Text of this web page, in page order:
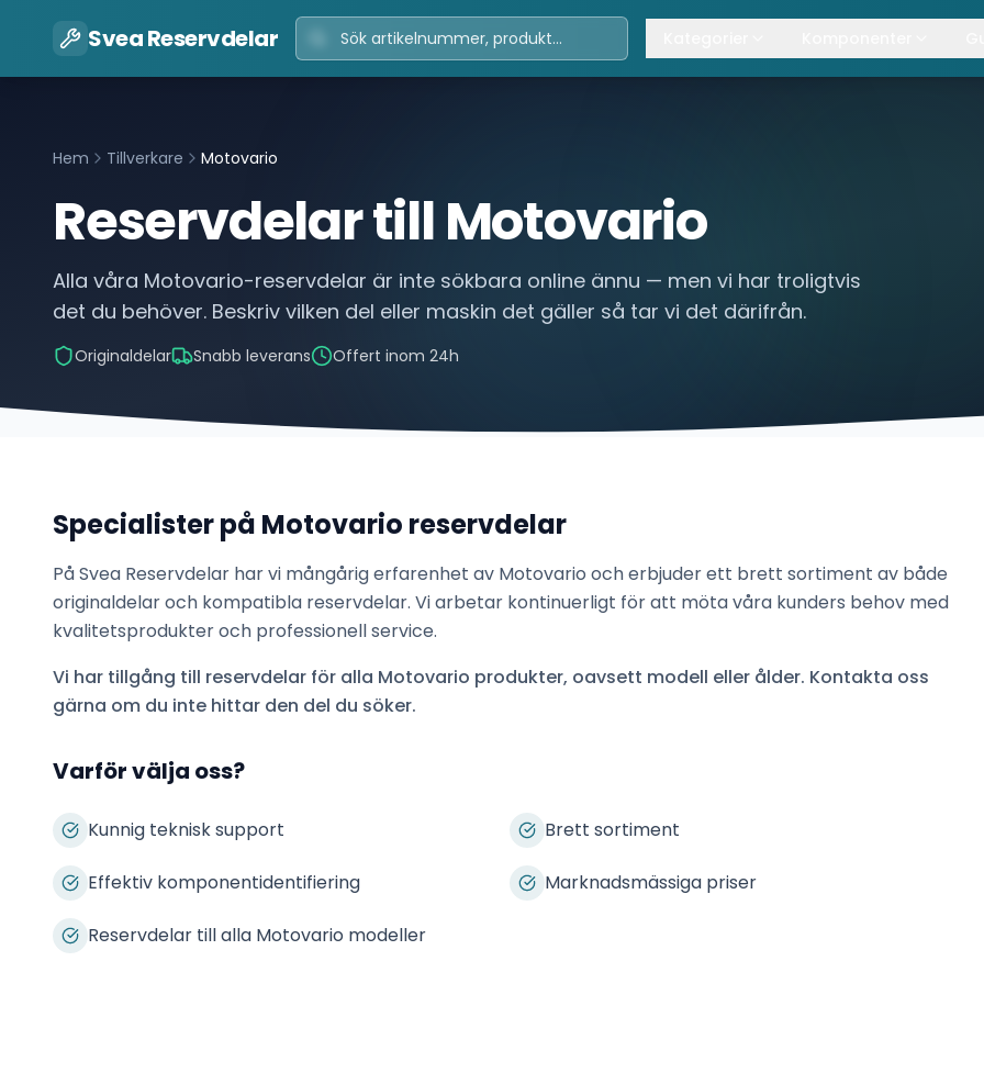
Svea Reservdelar
Industriportar
Truckar
Hem Tillverkare Motovario
Reservdelar tillMotovario
Alla våra Motovario-reservdelar är inte sökbara online ännu — men vi har troligtvis
det du behöver. Beskriv vilken del eller maskin det gäller så tar vi det därifrån.
Originaldelar Snabb leverans Offert inom 24h
Specialister på Motovario reservdelar
På Svea Reservdelar har vi mångårig erfarenhet av Motovario och erbjuder ett brett sortiment av både
originaldelar och kompatibla reservdelar. Vi arbetar kontinuerligt för att möta våra kunders behov med
kvalitetsprodukter och professionell service.
Vi har tillgång till reservdelar för alla Motovario produkter, oavsett modell eller ålder. Kontakta oss
gärna om du inte hittar den del du söker.
Varför välja oss?
Kunnig teknisk support Brett sortiment
Effektiv komponentidentifiering Marknadsmässiga priser
Reservdelar till alla Motovario modeller